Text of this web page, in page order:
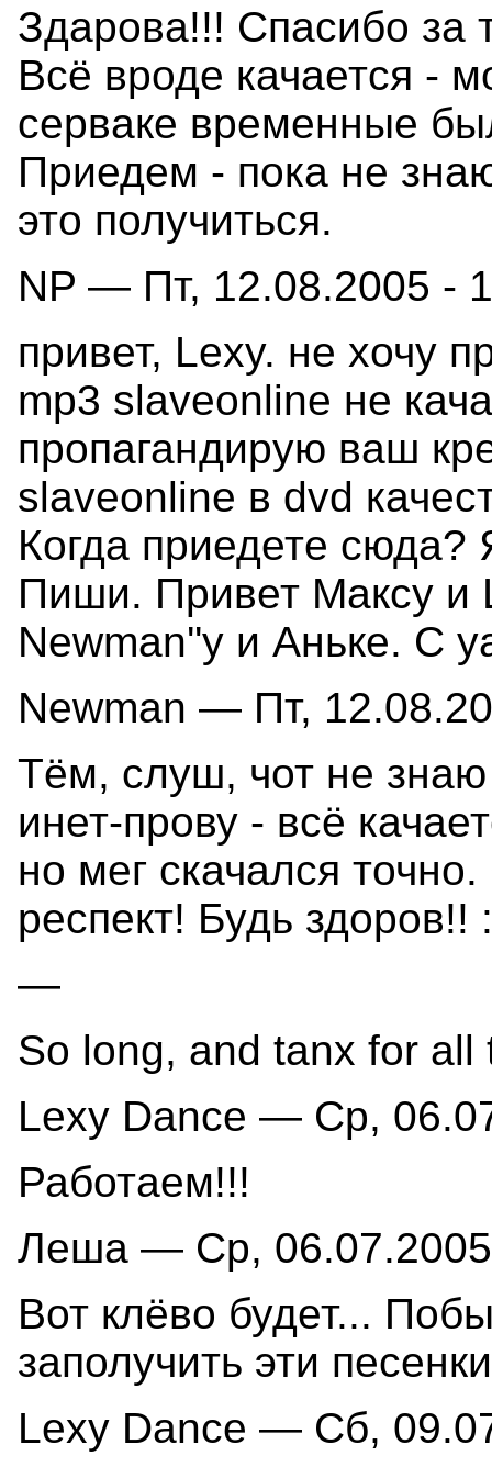
Здарова!!! Спасибо за
Всё вроде качается -
серваке временные
Приедем - пока не
это получиться.
NP — Пт, 12.08.2005 -
привет, Lexy. не хочу
mp3 slaveonline не
пропагандирую ваш
slaveonline в dvd
Когда приедете
Пиши. Привет Максу и
Newman''у и Аньке. C
Newman — Пт,
Тём, слуш, чот не
инет-прову - всё
но мег скачался
респект! Будь здоров!!
—
So long, and tanx for all
Lexy Dance — Ср,
Работаем!!!
Леша — Ср,
Вот клёво будет...
заполучить эти
Lexy Dance — Сб,